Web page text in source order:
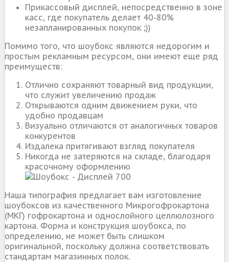
Прикассовый дисплей, непосредственно в зоне
касс, где покупатель делает 40-80%
незапланированных покупок ;))
Помимо того, что шоубокс являются недорогим и
простым рекламным ресурсом, они имеют еще ряд
преимуществ:
Отлично сохраняют товарный вид продукции,
что служит увеличению продаж
Открываются одним движением руки, что
удобно продавцам
Визуально отличаются от аналогичных товаров
конкурентов
Издалека притягивают взгляд покупателя
Никогда не затеряются на складе, благодаря
красочному оформлению
Наша типография предлагает вам изготовление
шоубоксов из качественного Микрогофрокартона
(МКГ) гофрокартона и однослойного целлюлозного
картона. Форма и конструкция шоубокса, по
определению, не может быть слишком
оригинальной, поскольку должна соответствовать
стандартам магазинных полок.